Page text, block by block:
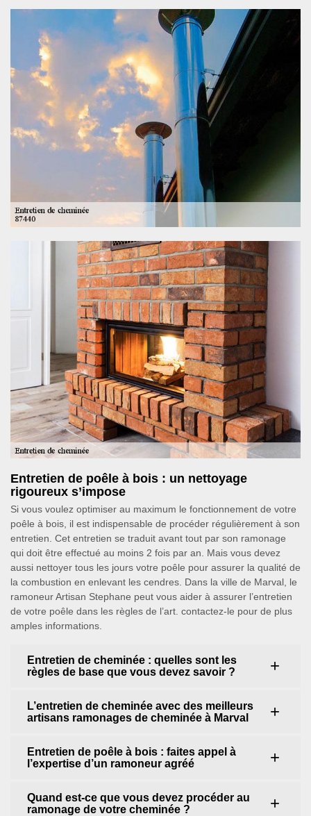
Entretien de poêle à bois : un nettoyage
rigoureux s’impose
Si vous voulez optimiser au maximum le fonctionnement de votre
poêle à bois, il est indispensable de procéder régulièrement à son
entretien. Cet entretien se traduit avant tout par son ramonage
qui doit être effectué au moins 2 fois par an. Mais vous devez
aussi nettoyer tous les jours votre poêle pour assurer la qualité de
la combustion en enlevant les cendres. Dans la ville de Marval, le
ramoneur Artisan Stephane peut vous aider à assurer l’entretien
de votre poêle dans les règles de l’art. contactez-le pour de plus
amples informations.
Entretien de cheminée : quelles sont les
règles de base que vous devez savoir ?
L’entretien de cheminée avec des meilleurs
artisans ramonages de cheminée à Marval
Entretien de poêle à bois : faites appel à
l’expertise d’un ramoneur agréé
Quand est-ce que vous devez procéder au
ramonage de votre cheminée ?